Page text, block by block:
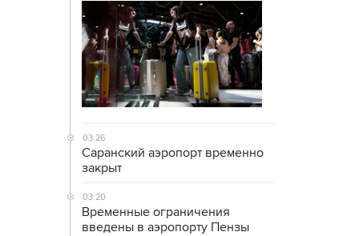
03:26
Саранский аэропорт временно
закрыт
03:20
Временные ограничения
введены в аэропорту Пензы